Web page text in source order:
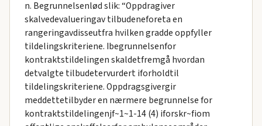
n. Begrunnelsenlød slik: “Oppdragiver
skalvedevalueringav tilbudeneforeta en
rangeringavdisseutfra hvilken gradde oppfyller
tildelingskriteriene. Ibegrunnelsenfor
kontraktstildelingen skaldetfremgå hvordan
detvalgte tilbudetervurdert iforholdtil
tildelingskriteriene. Oppdragsgivergir
meddettetilbyder en nærmere begrunnelse for
kontraktstildelingenjf~1~1-14 (4) iforskr~fiom